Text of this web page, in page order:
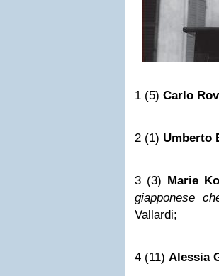
1 (5) Carlo
2 (1) Umberto
3 (3) Marie
giapponese
Vallardi;
4 (11) Alessia